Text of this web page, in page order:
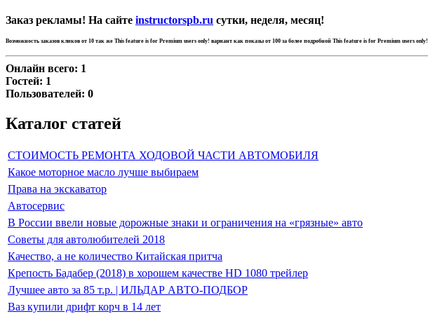
Заказ рекламы! На сайте instructorspb.ru сутки, неделя, месяц!
Возможность заказов кликов от 10 так же This feature is for Premium users only! вариант как показы от 100 за более подробной This feature is for Premium users only!
Онлайн всего: 1
Гостей: 1
Пользователей: 0
Каталог статей
СТОИМОСТЬ РЕМОНТА ХОДОВОЙ ЧАСТИ АВТОМОБИЛЯ
Какое моторное масло лучше выбираем
Права на экскаватор
Автосервис
В России ввели новые дорожные знаки и ограничения на «грязные» авто
Советы для автолюбителей 2018
Качество, а не количество Китайская притча
Крепость Бадабер (2018) в хорошем качестве HD 1080 трейлер
Лучшее авто за 85 т.р. | ИЛЬДАР АВТО-ПОДБОР
Ваз купили дрифт корч в 14 лет